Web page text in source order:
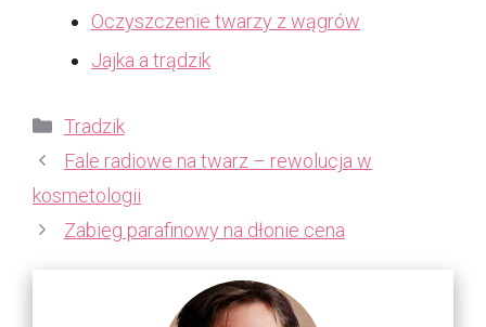
Oczyszczenie twarzy z wągrów
Jajka a trądzik
Kategorie
Tradzik
Fale radiowe na twarz – rewolucja w
kosmetologii
Zabieg parafinowy na dłonie cena